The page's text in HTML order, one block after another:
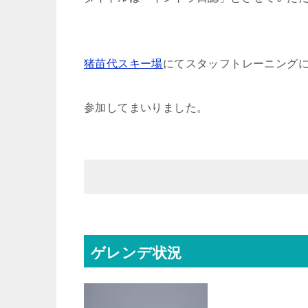
猪苗代スキー場にてスタッフトレーニング
参加してまいりました。
ゲレンデ状況